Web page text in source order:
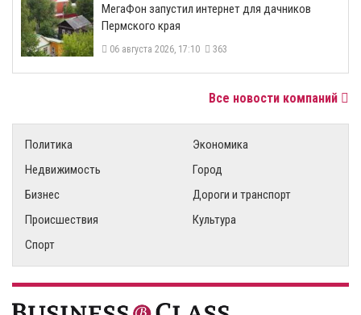
МегаФон запустил интернет для дачников
Пермского края
06 августа 2026, 17:10 363
Все новости компаний
Политика
Экономика
Недвижимость
Город
Бизнес
Дороги и транспорт
Происшествия
Культура
Спорт